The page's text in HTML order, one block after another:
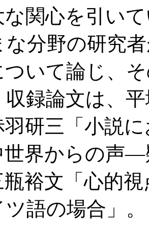
な関心を引い
な分野の研究
いて論じ、
収録論文は、
研三「小説
世界からの声
裕文「心的
語の場合」。